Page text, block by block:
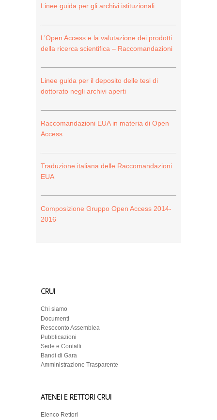
Linee guida per gli archivi istituzionali
L’Open Access e la valutazione dei prodotti
della ricerca scientifica – Raccomandazioni
Linee guida per il deposito delle tesi di
dottorato negli archivi aperti
Raccomandazioni EUA in materia di Open
Access
Traduzione italiana delle Raccomandazioni
EUA
Composizione Gruppo Open Access 2014-
2016
CRUI
Chi siamo
Documenti
Resoconto Assemblea
Pubblicazioni
Sede e Contatti
Bandi di Gara
Amministrazione Trasparente
ATENEI E RETTORI CRUI
Elenco Rettori